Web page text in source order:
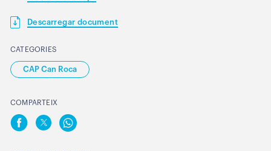
Descarregar document
CATEGORIES
CAP Can Roca
COMPARTEIX